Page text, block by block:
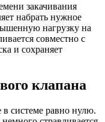
закачивания
набрать нужное
нагрузку на
совместно с
и сохраняет
клапана
системе равно нулю.